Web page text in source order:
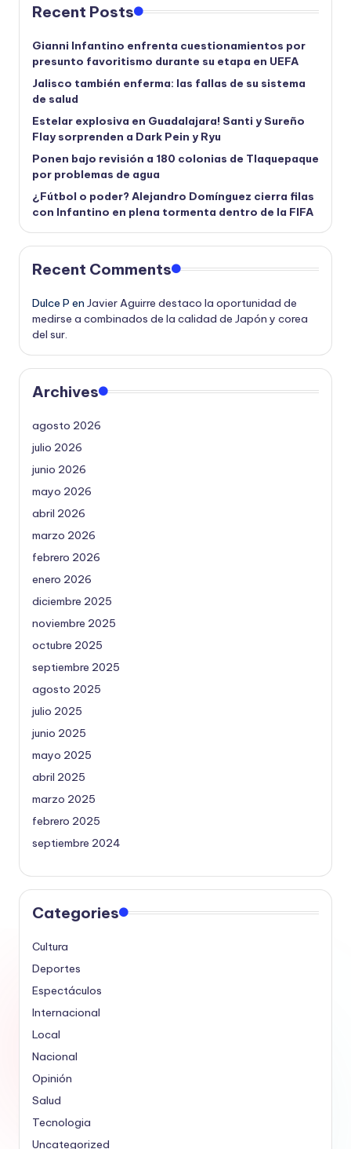
Recent Posts
Gianni Infantino enfrenta cuestionamientos por
presunto favoritismo durante su etapa en UEFA
Jalisco también enferma: las fallas de su sistema
de salud
Estelar explosiva en Guadalajara! Santi y Sureño
Flay sorprenden a Dark Pein y Ryu
Ponen bajo revisión a 180 colonias de Tlaquepaque
por problemas de agua
¿Fútbol o poder? Alejandro Domínguez cierra filas
con Infantino en plena tormenta dentro de la FIFA
Recent Comments
Dulce P en Javier Aguirre destaco la oportunidad de
medirse a combinados de la calidad de Japón y corea
del sur.
Archives
agosto 2026
julio 2026
junio 2026
mayo 2026
abril 2026
marzo 2026
febrero 2026
enero 2026
diciembre 2025
noviembre 2025
octubre 2025
septiembre 2025
agosto 2025
julio 2025
junio 2025
mayo 2025
abril 2025
marzo 2025
febrero 2025
septiembre 2024
Categories
Cultura
Deportes
Espectáculos
Internacional
Local
Nacional
Opinión
Salud
Tecnologia
Uncategorized